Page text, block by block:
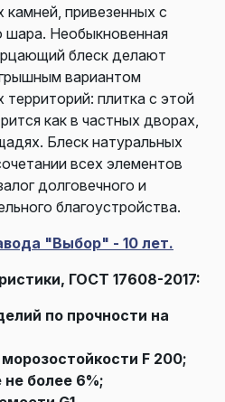
камней, привезенных с
шара. Необыкновенная
блеск делают
вариантом
плитка с этой
как в частных дворах,
Блеск натуральных
всех элементов
долговечного и
благоустройства.
"Выбор" - 10 лет.
ГОСТ 17608-2017:
по прочности на
F 200;
более 6%;